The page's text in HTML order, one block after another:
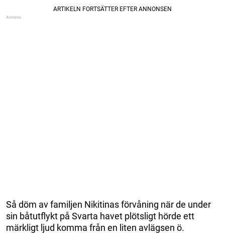
Så döm av familjen Nikitinas förvåning när de under
sin båtutflykt på Svarta havet plötsligt hörde ett
märkligt ljud komma från en liten avlägsen ö.